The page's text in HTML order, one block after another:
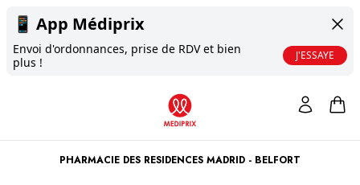
📱 App Médiprix
Envoi d'ordonnances, prise de RDV et bien
plus !
J'ESSAYE
PHARMACIE DES RESIDENCES MADRID - BELFORT